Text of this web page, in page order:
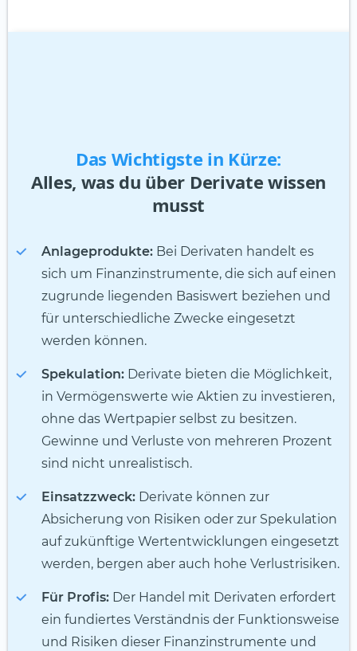
Das Wichtigste in Kürze:
Alles, was du über Derivate wissen
musst
Anlageprodukte: Bei Derivaten handelt es
sich um Finanzinstrumente, die sich auf einen
zugrunde liegenden Basiswert beziehen und
für unterschiedliche Zwecke eingesetzt
werden können.
Spekulation: Derivate bieten die Möglichkeit,
in Vermögenswerte wie Aktien zu investieren,
ohne das Wertpapier selbst zu besitzen.
Gewinne und Verluste von mehreren Prozent
sind nicht unrealistisch.
Einsatzzweck: Derivate können zur
Absicherung von Risiken oder zur Spekulation
auf zukünftige Wertentwicklungen eingesetzt
werden, bergen aber auch hohe Verlustrisiken.
Für Profis: Der Handel mit Derivaten erfordert
ein fundiertes Verständnis der Funktionsweise
und Risiken dieser Finanzinstrumente und